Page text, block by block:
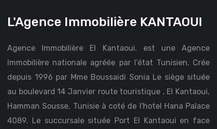
L'Agence Immobilière KANTAOUI
Agence Immobilière El Kantaoui. est une Agence
Immobilière nationale agréée par l’état Tunisien, Crée
depuis 1996 par Mme Boussaidi Sonia Le siège située
au boulevard 14 Janvier route touristique , El Kantaoui,
Hamman Sousse, Tunisie à coté de l'hotel Hana Palace
4089. Le succursale située Port El Kantaoui en face